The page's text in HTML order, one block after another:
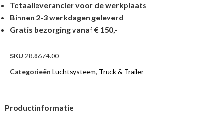
Totaalleverancier voor de werkplaats
Binnen 2-3 werkdagen geleverd
Gratis bezorging vanaf € 150,-
SKU 28.8674.00
Categorieën Luchtsysteem, Truck & Trailer
Productinformatie